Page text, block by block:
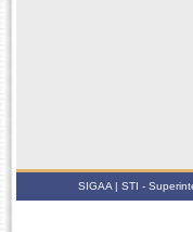
SIGAA | STI -